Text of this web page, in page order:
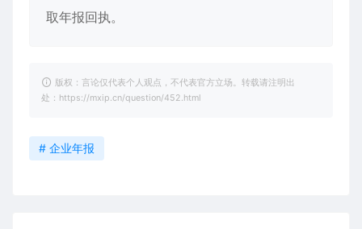
取年报回执。
版权：言论仅代表个人观点，不代表官方立场。转载请注明出
处：https://mxip.cn/question/452.html
# 企业年报